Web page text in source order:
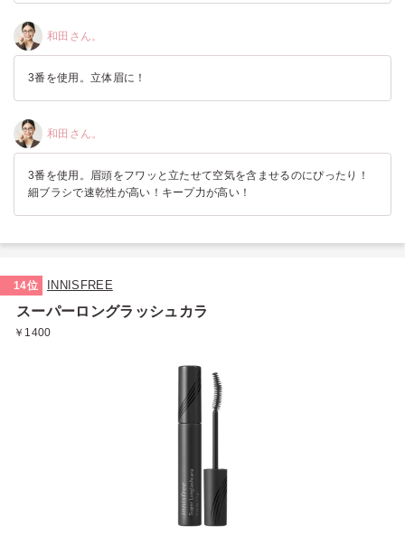
和田さん。
3番を使用。立体眉に！
和田さん。
3番を使用。眉頭をフワッと立たせて空気を含ませるのにぴったり！
細ブラシで速乾性が高い！キープ力が高い！
14位 INNISFREE
スーパーロングラッシュカラ
￥1400